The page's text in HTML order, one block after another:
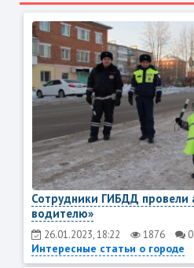
Сотрудники ГИБДД провели
водителю»
26.01.2023, 18:22 1876 0
Интересные статьи о городе